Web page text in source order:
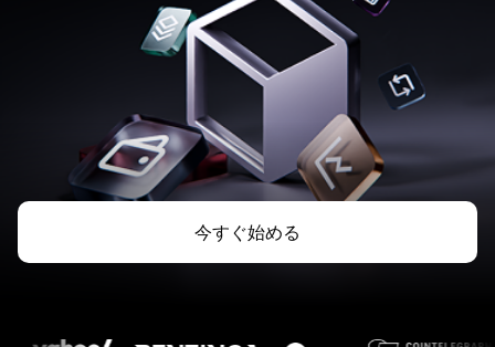
今すぐ始める